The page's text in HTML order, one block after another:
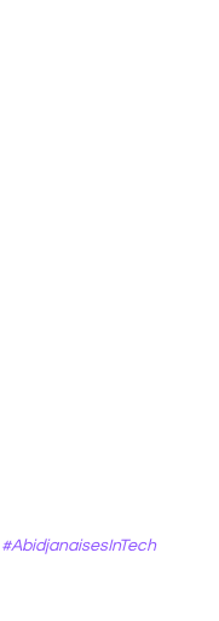
#AbidjanaisesInTech